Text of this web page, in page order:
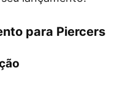
para Piercers